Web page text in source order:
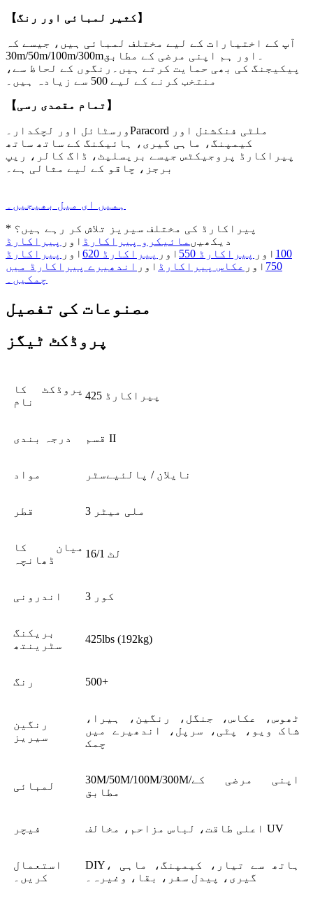
【کثیر لمبائی اور رنگ】
آپ کے اختیارات کے لیے مختلف لمبائی ہیں، جیسے کہ
30m/50m/100m/300m۔اور ہم اپنی مرضی کے مطابق
پیکیجنگ کی بھی حمایت کرتے ہیں۔رنگوں کے لحاظ سے،
منتخب کرنے کے لیے 500 سے زیادہ ہیں۔
【تمام مقصدی رسی】
ورسٹائل اور لچکدار۔Paracord ملٹی فنکشنل اور
کیمپنگ، ماہی گیری، ہائیکنگ کے ساتھ ساتھ
پیراکارڈ پروجیکٹس جیسے بریسلیٹ، ڈاگ کالر، ریپ
برجز، چاقو کے لیے مثالی ہے۔
ہمیں ای میل بھیجیں۔
* پیراکارڈ کی مختلف سیریز تلاش کر رہے ہیں؟
دیکھیں مائیکرو پیراکارڈ اور پیراکارڈ
100 اور پیراکارڈ 550 اور پیراکارڈ 620 اور پیراکارڈ
750 اور عکاس پیراکارڈ اور اندھیرے پیراکارڈ میں
چمکیں۔
مصنوعات کی تفصیل
پروڈکٹ ٹیگز
پروڈکٹ کا
نام
پیراکارڈ 425
درجہ بندی قسم II
مواد نایلان / پالئیےسٹر
قطر 3 ملی میٹر
میان کا
ڈھانچہ
16/1 لٹ
اندرونی 3 کور
بریکنگ
سٹرینتھ
425lbs (192kg)
رنگ 500+
رنگین
سیریز
ٹھوس، عکاس، جنگل، رنگین، ہیرا،
شاک ویو، پٹی، سرپل، اندھیرے میں
چمک
لمبائی
30M/50M/100M/300M/اپنی مرضی کے
مطابق
فیچر اعلی طاقت، لباس مزاحم، مخالف UV
استعمال
کریں۔
DIY، ہاتھ سے تیار، کیمپنگ، ماہی
گیری، پیدل سفر، بقا، وغیرہ۔